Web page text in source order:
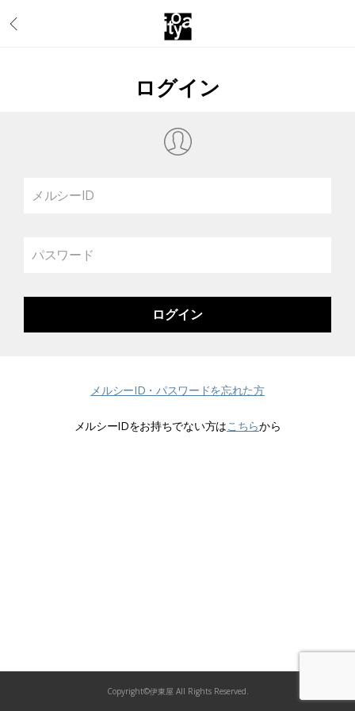
ログイン
メルシーID
パスワード
メルシーID・パスワードを忘れた方
メルシーIDをお持ちでない方はこちらから
Copyright©伊東屋 All Rights Reserved.